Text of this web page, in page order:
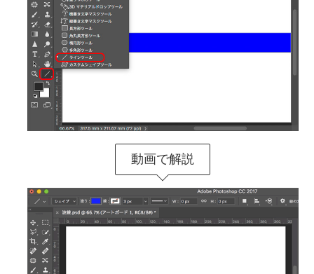
動画で解説